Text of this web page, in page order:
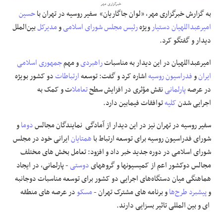
فرهنگی و هنری
مقالات
خبرگزاری مهر
به گزارش خبرگزاری مهر، «لوان جاگاریان» سفیر روسیه در تهران باحسین
امیرعبداللهیاندستیارویژهرئیس مجلس شورای اسلامیومدیرکلبین‌الملل
دیدار و گفتگو کرد.
امیرعبداللهیان در این دیدار به مناسباتراهبردیو مهمجمهوری اسلامی
ایرانوفدراسیون روسیهاشاره کرد و گفت: توسعهارتباطاتدو کشور بویژه
در عرصهپارلمانینقش مؤثری در افزایش سطحتعاملات و کمک به
اجرایی شدنکلیهتوافقات فیمابین دارد.
سفیر روسیه در تهران نیز در این دیدار از آمادگی نمایندگان مجالسدوماو
شورای فدراسیون روسیه برای توسعه ارتباط باهمتایانایرانی خود در مجلس
شورای اسلامی در دوره جدید خبر داد و افزود: تعامل بخش های مختلف
مجالس دوکشور اعم از کمیسیونها و گروههایدوستی- پارلمانی، در ایجاد
هماهنگی میان دستگاه‌های اجرایی دو کشور برای توسعه مناسبات دوجانبه
وپیشبردطرح‌هاو برنامه های مشترک تهران -مسکودر عرصه های منطقه
ای و بین المللی تاثیر بسزایی دارند.